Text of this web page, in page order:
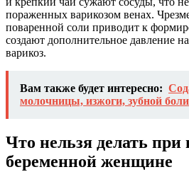
пораженных варикозом венах.
поваренной соли приводит к
создают дополнительное давление
варикоз.
Вам также будет интересно:
молочницы, изжоги, зубной боли
Что нельзя делать при
беременной женщине